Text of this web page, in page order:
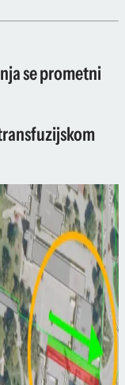
se prometni